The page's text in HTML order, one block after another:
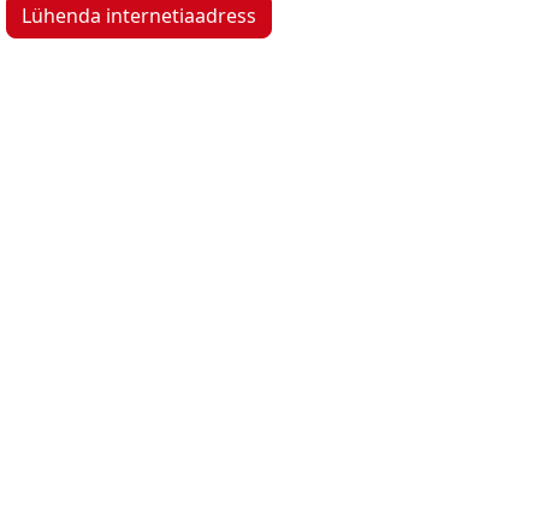
Lühenda internetiaadress